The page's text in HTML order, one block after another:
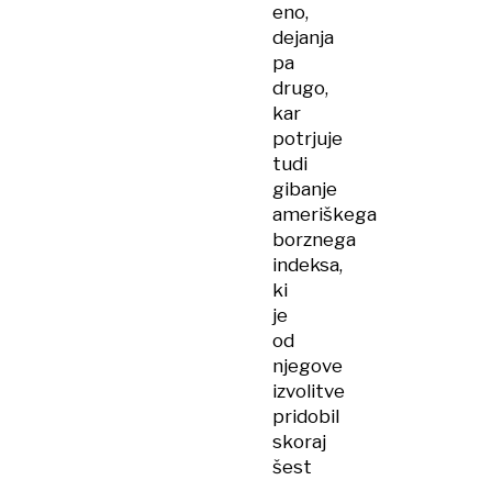
eno,
dejanja
pa
drugo,
kar
potrjuje
tudi
gibanje
ameriškega
borznega
indeksa,
ki
je
od
njegove
izvolitve
pridobil
skoraj
šest